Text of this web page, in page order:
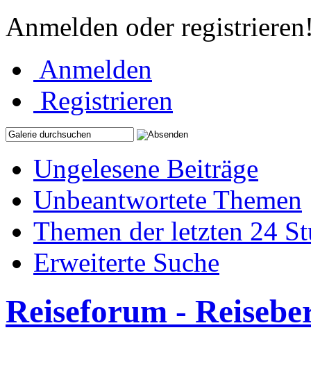
Anmelden oder
Anmelden
Registrieren
Ungelesene Beiträge
Unbeantwortete Themen
Themen der letzten 24
Erweiterte Suche
Reiseforum -